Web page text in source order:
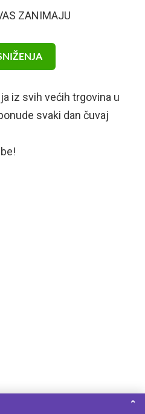
ZANIMAJU
iz svih većih trgovina u
svaki dan čuvaj
⌃